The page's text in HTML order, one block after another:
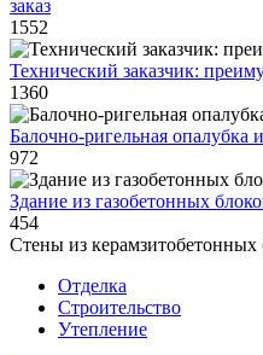
заказ
1552
Технический заказчик:
1360
Балочно-ригельная опалубка
972
Здание из газобетонных
454
Стены из керамзитобетонных
Отделка
Строительство
Утепление